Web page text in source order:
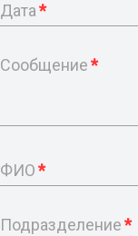
Дата*
Сообщение*
ФИО*
Подразделение*